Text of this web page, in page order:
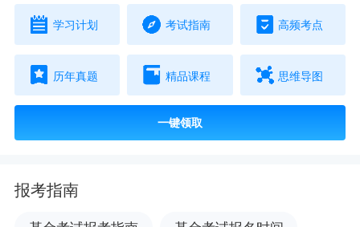
学习计划 考试指南 高频考点
历年真题 精品课程 思维导图
一键领取
报考指南